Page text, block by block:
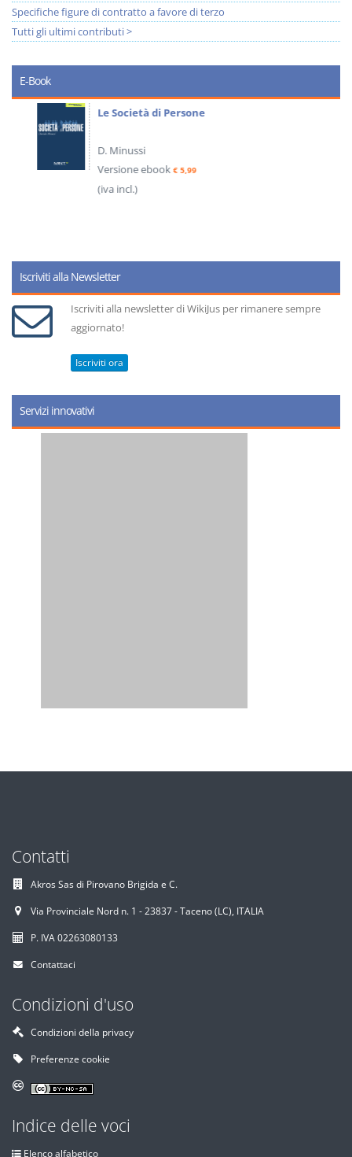
Specifiche figure di contratto a favore di terzo
Tutti gli ultimi contributi >
E-Book
Le Società di Persone
D. Minussi
Versione ebook€ 5,99
(iva incl.)
Iscriviti alla Newsletter
Iscriviti alla newsletter di WikiJus per rimanere sempre
aggiornato!
Iscriviti ora
Servizi innovativi
Contatti
Akros Sas di Pirovano Brigida e C.
Via Provinciale Nord n. 1 - 23837 - Taceno (LC), ITALIA
P. IVA 02263080133
Contattaci
Condizioni d'uso
Condizioni della privacy
Preferenze cookie
Indice delle voci
Elenco alfabetico